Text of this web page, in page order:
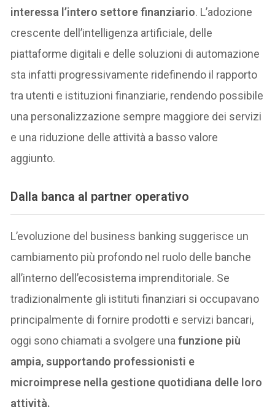
interessa l’intero settore finanziario. L’adozione
crescente dell’intelligenza artificiale, delle
piattaforme digitali e delle soluzioni di automazione
sta infatti progressivamente ridefinendo il rapporto
tra utenti e istituzioni finanziarie, rendendo possibile
una personalizzazione sempre maggiore dei servizi
e una riduzione delle attività a basso valore
aggiunto.
Dalla banca al partner operativo
L’evoluzione del business banking suggerisce un
cambiamento più profondo nel ruolo delle banche
all’interno dell’ecosistema imprenditoriale. Se
tradizionalmente gli istituti finanziari si occupavano
principalmente di fornire prodotti e servizi bancari,
oggi sono chiamati a svolgere unafunzione più
ampia, supportando professionisti e
microimprese nella gestione quotidiana delle loro
attività.